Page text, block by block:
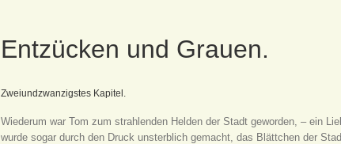
Entzücken und Grauen.
Zweiundzwanzigstes Kapitel.
Wiederum war Tom zum strahlenden Helden der Stadt geworden, – ein
wurde sogar durch den Druck unsterblich gemacht, das Blättchen der